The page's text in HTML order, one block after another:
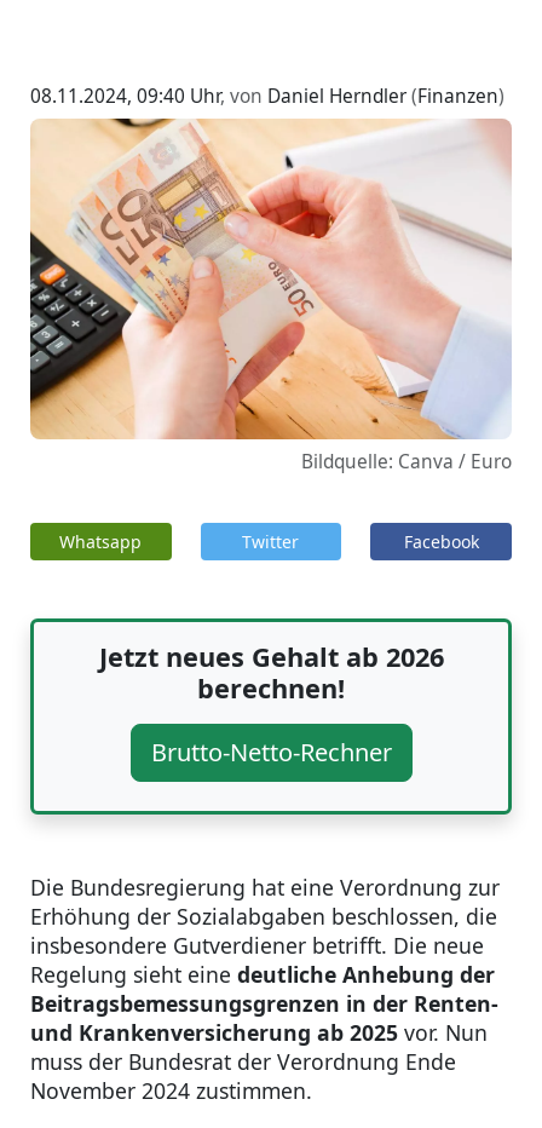
08.11.2024, 09:40 Uhr, von Daniel Herndler(Finanzen)
Bildquelle: Canva / Euro
Whatsapp Twitter Facebook
Jetzt neues Gehalt ab 2026
berechnen!
Brutto-Netto-Rechner
Die Bundesregierung hat eine Verordnung zur
Erhöhung der Sozialabgaben beschlossen, die
insbesondere Gutverdiener betrifft. Die neue
Regelung sieht eine deutliche Anhebung der
Beitragsbemessungsgrenzen in der Renten-
und Krankenversicherung ab 2025 vor. Nun
muss der Bundesrat der Verordnung Ende
November 2024 zustimmen.